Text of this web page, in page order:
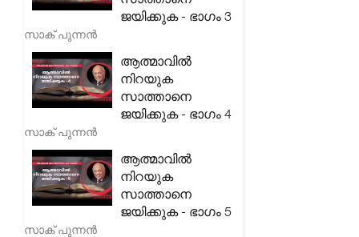
ജയിക്കുക - ഭാഗം 3
സാക് പുന്നൻ
ആത്മാവിൽ
നിറയുക
സാത്താനെ
ജയിക്കുക - ഭാഗം 4
സാക് പുന്നൻ
ആത്മാവിൽ
നിറയുക
സാത്താനെ
ജയിക്കുക - ഭാഗം 5
സാക് പുന്നൻ